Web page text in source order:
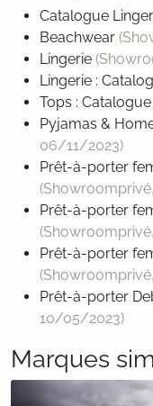
Catalogue
Beachwear
Lingerie
Lingerie :
Tops : Catalogue
Pyjamas &
06/11/2023)
Prêt-à-porter
(Showroomprivé,
Prêt-à-porter
(Showroomprivé,
Prêt-à-porter
(Showroomprivé,
Prêt-à-porter
10/05/2023)
Marques